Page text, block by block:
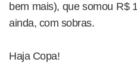
bem mais), que somou R$
ainda, com sobras.
Haja Copa!